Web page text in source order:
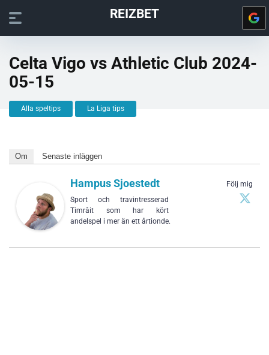
REIZBET
Celta Vigo vs Athletic Club 2024-
05-15
Alla speltips La Liga tips
Om Senaste inläggen
Följ mig
Hampus Sjoestedt
Sport och travintresserad
Timråit som har kört
andelspel i mer än ett årtionde.